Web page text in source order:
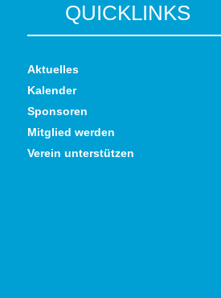
QUICKLINKS
Aktuelles
Kalender
Sponsoren
Mitglied werden
Verein unterstützen